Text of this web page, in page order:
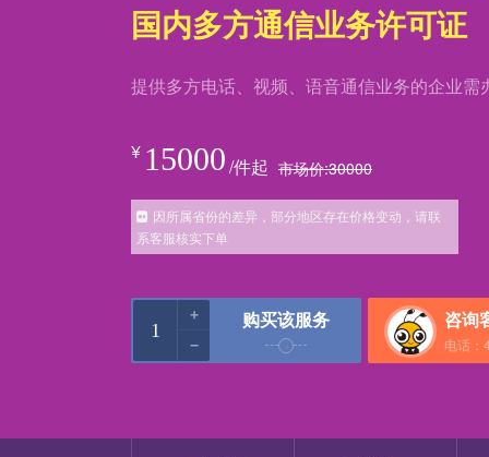
国内多方通信业务许可证
提供多方电话、视频、语音通信业务的企业需
¥ 15000/件起 市场价:30000
因所属省份的差异，部分地区存在价格变动，请联
系客服核实下单
+
−
购买该服务 咨询
电话